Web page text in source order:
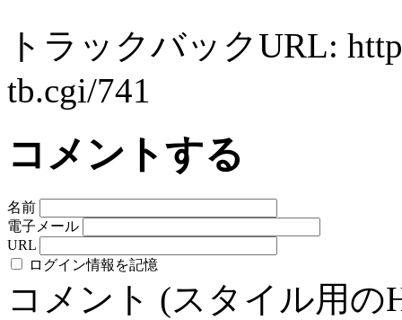
トラックバックURL:
tb.cgi/741
コメントする
名前
電子メール
URL
ログイン情報を記憶
コメント (スタイル用